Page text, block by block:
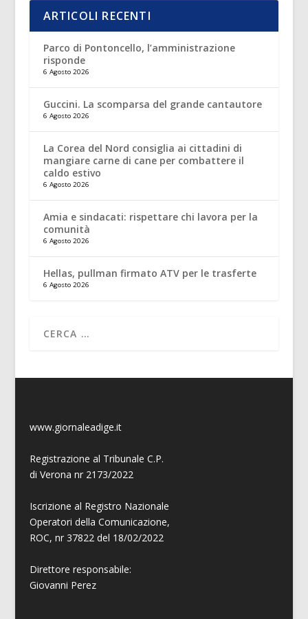
ARTICOLI RECENTI
Parco di Pontoncello, l’amministrazione
risponde
6 Agosto 2026
Guccini. La scomparsa del grande cantautore
6 Agosto 2026
La Corea del Nord consiglia ai cittadini di
mangiare carne di cane per combattere il
caldo estivo
6 Agosto 2026
Amia e sindacati: rispettare chi lavora per la
comunità
6 Agosto 2026
Hellas, pullman firmato ATV per le trasferte
6 Agosto 2026
www.giornaleadige.it
Registrazione al Tribunale C.P.
di Verona nr 2173/2022
Iscrizione al Registro Nazionale
Operatori della Comunicazione,
ROC, nr 37822 del 18/02/2022
Direttore responsabile:
Giovanni Perez